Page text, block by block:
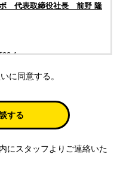
代表取締役社長 前野 隆
1
の利用目的
に同意する。
する
にスタッフよりご連絡いた